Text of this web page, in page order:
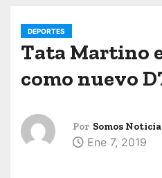
DEPORTES
Tata Martino
como nuevo
Por Somos
Ene 7, 2019